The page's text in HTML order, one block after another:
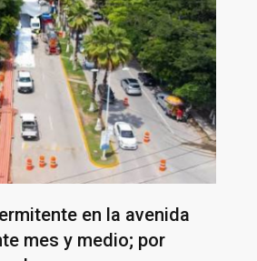
en la avenida
mes y medio; por